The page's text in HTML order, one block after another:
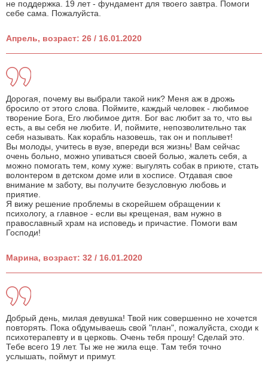
не поддержка. 19 лет - фундамент для твоего завтра. Помоги
себе сама. Пожалуйста.
Апрель, возраст: 26 / 16.01.2020
Дорогая, почему вы выбрали такой ник? Меня аж в дрожь
бросило от этого слова. Поймите, каждый человек - любимое
творение Бога, Его любимое дитя. Бог вас любит за то, что вы
есть, а вы себя не любите. И, поймите, непозволительно так
себя называть. Как корабль назовешь, так он и поплывет!
Вы молоды, учитесь в вузе, впереди вся жизнь! Вам сейчас
очень больно, можно упиваться своей болью, жалеть себя, а
можно помогать тем, кому хуже: выгулять собак в приюте, стать
волонтером в детском доме или в хосписе. Отдавая свое
внимание м заботу, вы получите безусловную любовь и
приятие.
Я вижу решение проблемы в скорейшем обращении к
психологу, а главное - если вы крещеная, вам нужно в
православный храм на исповедь и причастие. Помоги вам
Господи!
Марина, возраст: 32 / 16.01.2020
Добрый день, милая девушка! Твой ник совершенно не хочется
повторять. Пока обдумываешь свой "план", пожалуйста, сходи к
психотерапевту и в церковь. Очень тебя прошу! Сделай это.
Тебе всего 19 лет. Ты же не жила еще. Там тебя точно
услышать, поймут и примут.